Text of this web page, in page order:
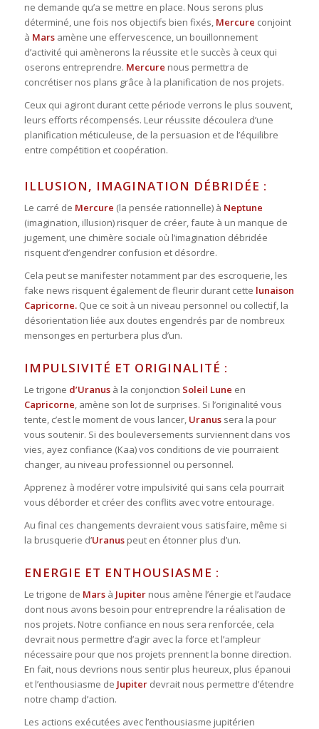
ne demande qu’a se mettre en place. Nous serons plus
déterminé, une fois nos objectifs bien fixés, Mercure conjoint
à Marsamène une effervescence, un bouillonnement
d’activité qui amènerons la réussite et le succès à ceux qui
oserons entreprendre. Mercure nous permettra de
concrétiser nos plans grâce à la planification de nos projets.
Ceux qui agiront durant cette période verrons le plus souvent,
leurs efforts récompensés. Leur réussite découlera d’une
planification méticuleuse, de la persuasion et de l’équilibre
entre compétition et coopération.
ILLUSION, IMAGINATION DÉBRIDÉE :
Le carré de Mercure (la pensée rationnelle) à Neptune
(imagination, illusion) risquer de créer, faute à un manque de
jugement, une chimère sociale où l’imagination débridée
risquent d’engendrer confusion et désordre.
Cela peut se manifester notamment par des escroquerie, les
fake news risquent également de fleurir durant cette lunaison
Capricorne. Que ce soit à un niveau personnel ou collectif, la
désorientation liée aux doutes engendrés par de nombreux
mensonges en perturbera plus d’un.
IMPULSIVITÉ ET ORIGINALITÉ :
Le trigone d’Uranusà la conjonction Soleil Lune en
Capricorne, amène son lot de surprises. Si l’originalité vous
tente, c’est le moment de vous lancer, Uranussera la pour
vous soutenir. Si des bouleversements surviennent dans vos
vies, ayez confiance (Kaa) vos conditions de vie pourraient
changer, au niveau professionnel ou personnel.
Apprenez à modérer votre impulsivité qui sans cela pourrait
vous déborder et créer des conflits avec votre entourage.
Au final ces changements devraient vous satisfaire, même si
la brusquerie d’Uranus peut en étonner plus d’un.
ENERGIE ET ENTHOUSIASME :
Le trigone de Marsà Jupiternous amène l’énergie et l’audace
dont nous avons besoin pour entreprendre la réalisation de
nos projets. Notre confiance en nous sera renforcée, cela
devrait nous permettre d’agir avec la force et l’ampleur
nécessaire pour que nos projets prennent la bonne direction.
En fait, nous devrions nous sentir plus heureux, plus épanoui
et l’enthousiasme de Jupiterdevrait nous permettre d’étendre
notre champ d’action.
Les actions exécutées avec l’enthousiasme jupitérien